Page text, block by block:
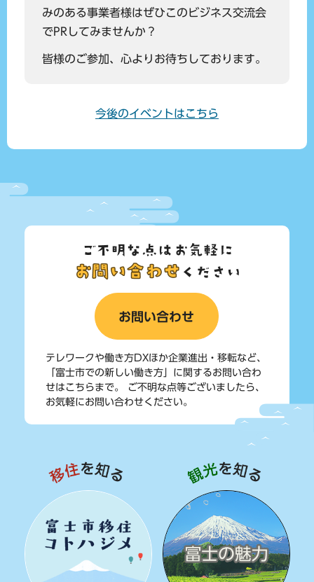
みのある事業者様はぜひこのビジネス交流会
でPRしてみませんか？
皆様のご参加、心よりお待ちしております。
今後のイベントはこちら
ご不明な点はお気軽に
お問い合わせ ください
お問い合わせ
テレワークや働き方DXほか企業進出・移転など、
「富士市での新しい働き方」に関するお問い合わ
せはこちらまで。
ご不明な点等ございましたら、
お気軽にお問い合わせください。
移住を知る